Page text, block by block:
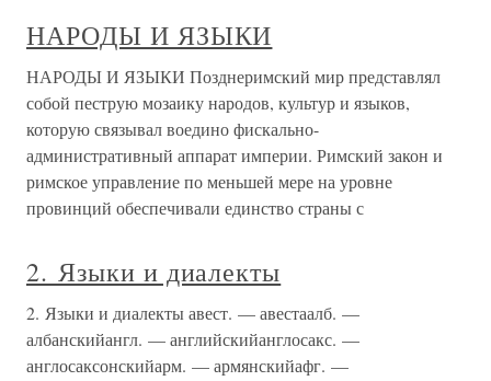
НАРОДЫ И ЯЗЫКИ
НАРОДЫ И ЯЗЫКИ Позднеримский мир представлял
собой пеструю мозаику народов, культур и языков,
которую связывал воедино фискально-
административный аппарат империи. Римский закон и
римское управление по меньшей мере на уровне
провинций обеспечивали единство страны с
2. Языки и диалекты
2. Языки и диалекты авест. — авестаалб. —
албанскийангл. — английскийанглосакс. —
англосаксонскийарм. — армянскийафг. —